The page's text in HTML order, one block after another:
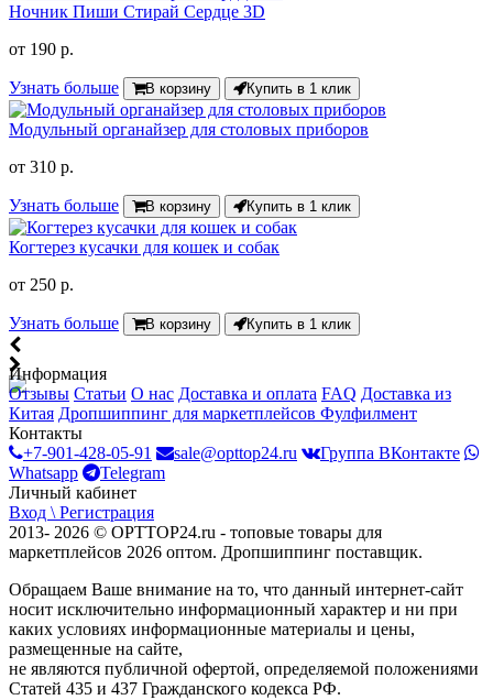
Ночник Пиши Стирай Сердце 3D
от 190 р.
Узнать больше В корзину Купить в 1 клик
Модульный органайзер для столовых приборов
от 310 р.
Узнать больше В корзину Купить в 1 клик
Когтерез кусачки для кошек и собак
от 250 р.
Узнать больше В корзину Купить в 1 клик
Информация
Отзывы Статьи О нас Доставка и оплата FAQ Доставка из
Китая Дропшиппинг для маркетплейсов Фулфилмент
Контакты
+7-901-428-05-91
sale@opttop24.ru
Группа ВКонтакте
Whatsapp
Telegram
Личный кабинет
Вход \ Регистрация
2013- 2026 © OPTTOP24.ru - топовые товары для
маркетплейсов 2026 оптом. Дропшиппинг поставщик.
Обращаем Ваше внимание на то, что данный интернет-сайт
носит исключительно информационный характер и ни при
каких условиях информационные материалы и цены,
размещенные на сайте,
не являются публичной офертой, определяемой положениями
Статей 435 и 437 Гражданского кодекса РФ.